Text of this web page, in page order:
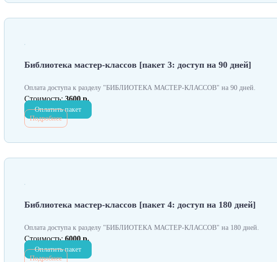
Библиотека мастер-классов [пакет 3: доступ на 90 дней]
Оплата доступа к разделу "БИБЛИОТЕКА МАСТЕР-КЛАССОВ" на 90 дней.
Стоимость: 3600 р.
Оплатить пакет
Подробнее
Библиотека мастер-классов [пакет 4: доступ на 180 дней]
Оплата доступа к разделу "БИБЛИОТЕКА МАСТЕР-КЛАССОВ" на 180 дней.
Стоимость: 6000 р.
Оплатить пакет
Подробнее